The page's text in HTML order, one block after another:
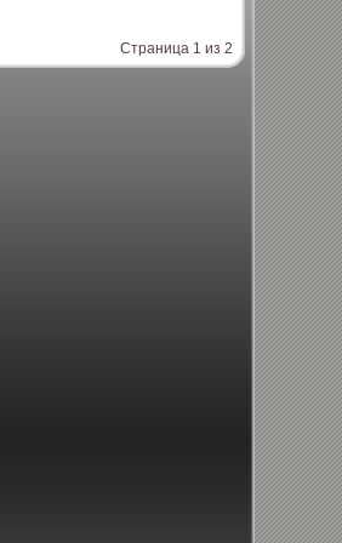
Страница 1 из 2